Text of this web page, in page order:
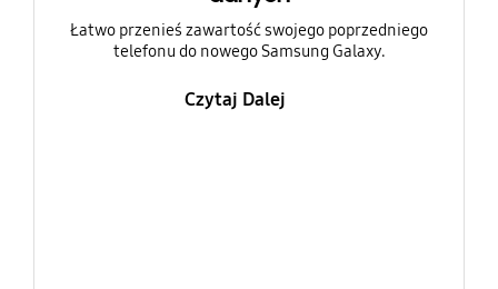
Łatwo przenieś zawartość swojego poprzedniego
telefonu do nowego Samsung Galaxy.
Czytaj Dalej